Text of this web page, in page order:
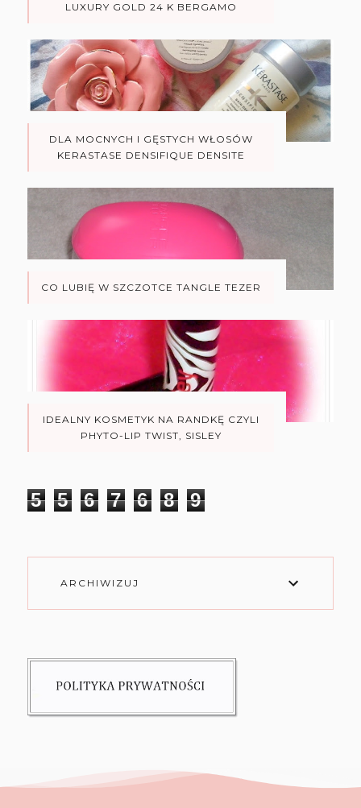
LUXURY GOLD 24 K BERGAMO
DLA MOCNYCH I GĘSTYCH WŁOSÓW
KERASTASE DENSIFIQUE DENSITE
CO LUBIĘ W SZCZOTCE TANGLE TEZER
IDEALNY KOSMETYK NA RANDKĘ CZYLI
PHYTO-LIP TWIST, SISLEY
5 5 6 7 6 8 9
ARCHIWIZUJ